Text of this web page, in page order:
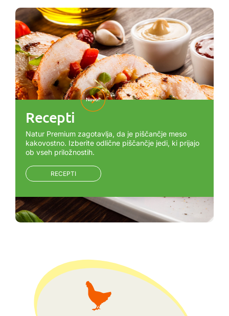
Recepti
Novo!
Natur Premium zagotavlja, da je piščančje meso
kakovostno. Izberite odlične piščančje jedi, ki prijajo
ob vseh priložnostih.
RECEPTI